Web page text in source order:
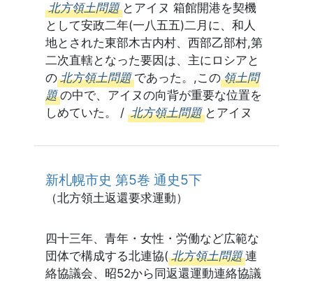
北方領土問題 とアイヌ 箱館開港を契機
として安政二年(一八五五)二月に、和人
地とされた東部木古内村、西部乙部村,第
二次直轄となった要因は、主にロシアと
の 北方領土問題 であった。,この 領土問
題 の中で、アイヌの向背が重要な位置を
しめていた。 / 北方領土問題 とアイヌ
新札幌市史 第5巻 通史5下
（北方領土返還要求運動）
四十三年、青年・女性・労働など広範な
団体で構成する北連協( 北方領土問題 連
絡協議会、昭52から同返還運動連絡協議